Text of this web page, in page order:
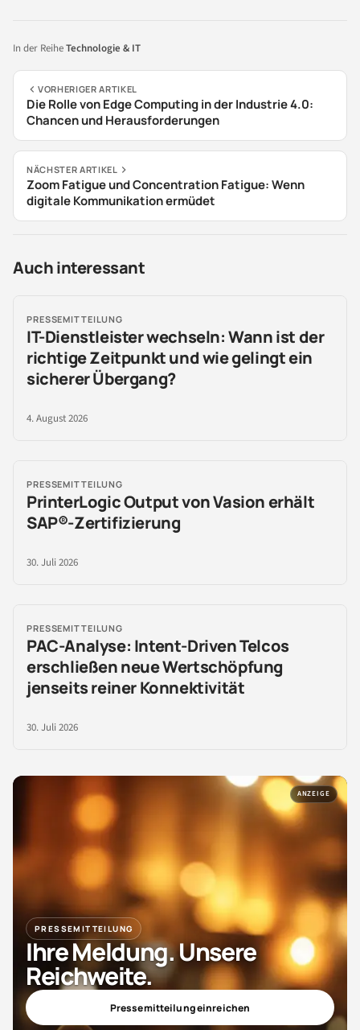
In der ReiheTechnologie & IT
VORHERIGER ARTIKEL
Die Rolle von Edge Computing in der Industrie 4.0:
Chancen und Herausforderungen
NÄCHSTER ARTIKEL
Zoom Fatigue und Concentration Fatigue: Wenn
digitale Kommunikation ermüdet
Auch interessant
PRESSEMITTEILUNG
IT-Dienstleister wechseln: Wann ist der
richtige Zeitpunkt und wie gelingt ein
sicherer Übergang?
4. August 2026
PRESSEMITTEILUNG
PrinterLogic Output von Vasion erhält
SAP®-Zertifizierung
30. Juli 2026
PRESSEMITTEILUNG
PAC-Analyse: Intent-Driven Telcos
erschließen neue Wertschöpfung
jenseits reiner Konnektivität
30. Juli 2026
ANZEIGE
PRESSEMITTEILUNG
Ihre Meldung. Unsere
Reichweite.
Pressemitteilung einreichen